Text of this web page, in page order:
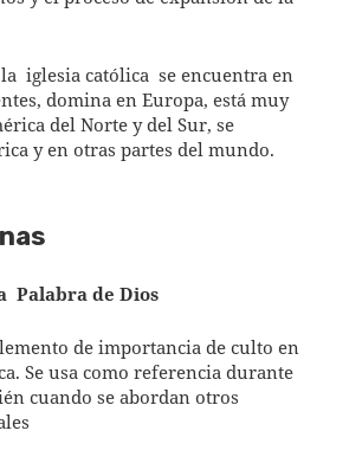
iglesia católica se encuentra en
domina en Europa, está muy
del Norte y del Sur, se
y en otras partes del mundo.
Palabra de Dios
de importancia de culto en
Se usa como referencia durante
cuando se abordan otros